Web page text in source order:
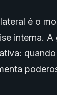
é o
interna.